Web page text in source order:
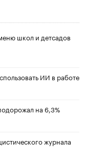
школ и детсадов
ИИ в работе
на 6,3%
журнала